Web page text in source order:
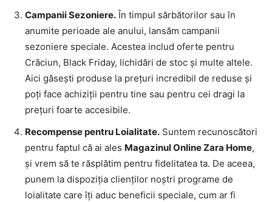
Campanii Sezoniere. În timpul sărbătorilor sau în
anumite perioade ale anului, lansăm campanii
sezoniere speciale. Acestea includ oferte pentru
Crăciun, Black Friday, lichidări de stoc și multe altele.
Aici găsești produse la prețuri incredibil de reduse și
poți face achiziții pentru tine sau pentru cei dragi la
prețuri foarte accesibile.
Recompense pentru Loialitate. Suntem recunoscători
pentru faptul că ai ales Magazinul Online Zara Home,
și vrem să te răsplătim pentru fidelitatea ta. De aceea,
punem la dispoziția clienților noștri programe de
loialitate care îți aduc beneficii speciale, cum ar fi